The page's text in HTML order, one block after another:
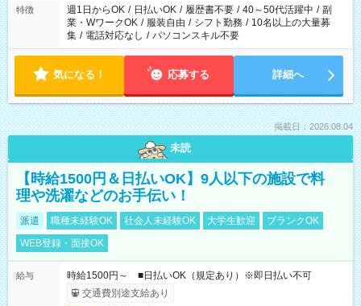
特徴 週1日からOK / 日払いOK / 履歴書不要 / 40～50代活躍中 / 副
業・WワークOK / 服装自由 / シフト勤務 / 10名以上の大量募
集 / 電話対応なし / パソコンスキル不要
気になる！ 応募する 詳細へ
掲載日：2026.08.04
未読
【時給1500円＆日払いOK】9人以下の施設で料
理や洗濯などのお手伝い！
派遣 職種未経験OK 社会人未経験OK 大学生歓迎
ブランクOK
WEB登録・面接OK
給与
時給1500円～ ■日払いOK（規定あり）※即日払い不可
交通費別途支給あり